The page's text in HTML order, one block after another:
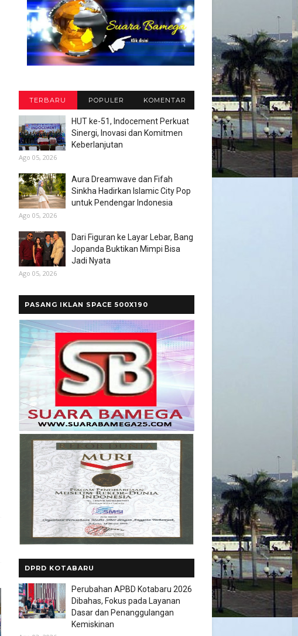
TERBARU POPULER KOMENTAR
HUT ke-51, Indocement Perkuat
Sinergi, Inovasi dan Komitmen
Keberlanjutan
Ago 05, 2026
Aura Dreamwave dan Fifah
Sinkha Hadirkan Islamic City Pop
untuk Pendengar Indonesia
Ago 05, 2026
Dari Figuran ke Layar Lebar, Bang
Jopanda Buktikan Mimpi Bisa
Jadi Nyata
Ago 05, 2026
PASANG IKLAN SPACE 500X190
DPRD KOTABARU
Perubahan APBD Kotabaru 2026
Dibahas, Fokus pada Layanan
Dasar dan Penanggulangan
Kemiskinan